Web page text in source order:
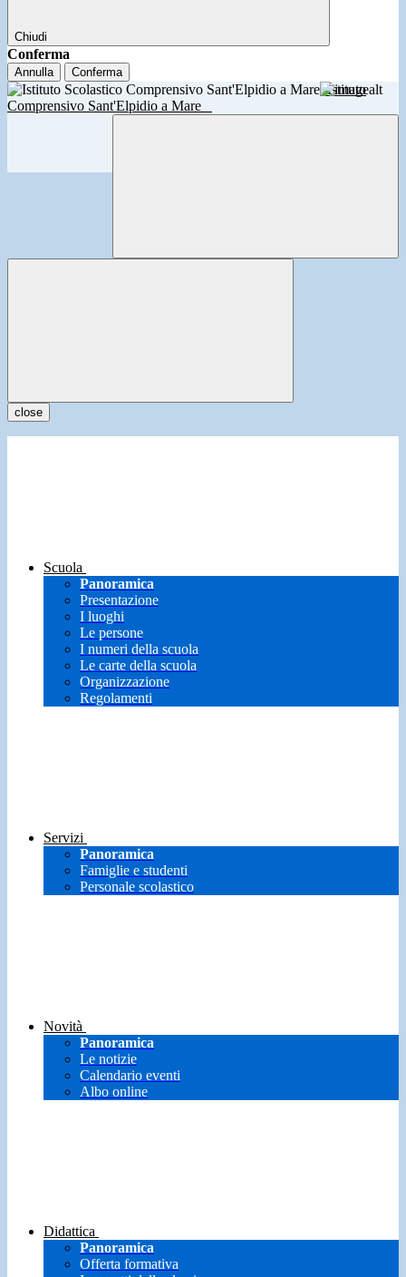
Chiudi
Conferma
Annulla Conferma
Istituto
Comprensivo Sant'Elpidio a Mare
close
Scuola
Panoramica
Presentazione
I luoghi
Le persone
I numeri della scuola
Le carte della scuola
Organizzazione
Regolamenti
Servizi
Panoramica
Famiglie e studenti
Personale scolastico
Novità
Panoramica
Le notizie
Calendario eventi
Albo online
Didattica
Panoramica
Offerta formativa